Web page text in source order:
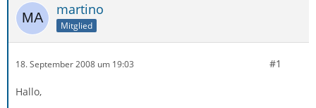
martino
Mitglied
18. September 2008 um 19:03 #1
Hallo,